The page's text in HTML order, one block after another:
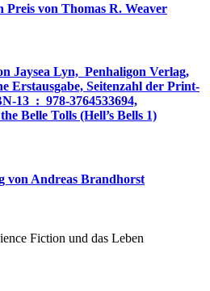
Preis von Thomas R. Weaver
Jaysea Lyn, ‎ Penhaligon Verlag,
Erstausgabe, Seitenzahl der Print-
the Belle Tolls (Hell’s Bells 1)
von Andreas Brandhorst
Fiction und das Leben